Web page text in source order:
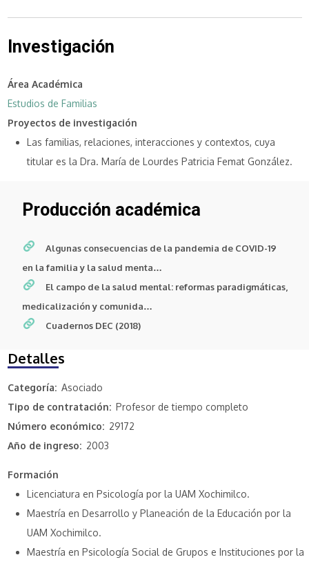
Detalles
Categoría
Asociado
Tipo de contratación
Profesor de tiempo completo
Número económico
29172
Año de ingreso
2003
Formación
Licenciatura en Psicología por la UAM Xochimilco.
Maestría en Desarrollo y Planeación de la Educación por la
UAM Xochimilco.
Maestría en Psicología Social de Grupos e Instituciones por la
Investigación
Área Académica
Estudios de Familias
Proyectos de investigación
Las familias, relaciones, interacciones y contextos, cuya
titular es la Dra. María de Lourdes Patricia Femat González.
Producción académica
Algunas consecuencias de la pandemia de COVID-19
en la familia y la salud menta…
El campo de la salud mental: reformas paradigmáticas,
medicalización y comunida…
Cuadernos DEC (2018)